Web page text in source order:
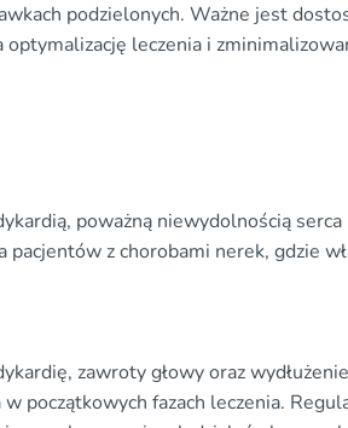
podzielonych. Ważne jest
leczenia i
poważną niewydolnością
pacjentów z chorobami nerek, gdzie
zawroty głowy oraz
początkowych fazach leczenia.